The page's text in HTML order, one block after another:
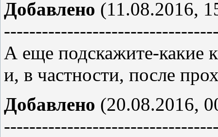
Добавлено (11.08.2016,
А еще подскажите-какие
и, в частности, после
Добавлено (20.08.2016,